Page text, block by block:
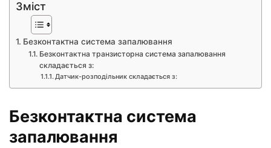
Зміст
Безконтактна система запалювання
Безконтактна транзисторна система запалювання
складається з:
Датчик-розподільник складається з:
Безконтактна система
запалювання